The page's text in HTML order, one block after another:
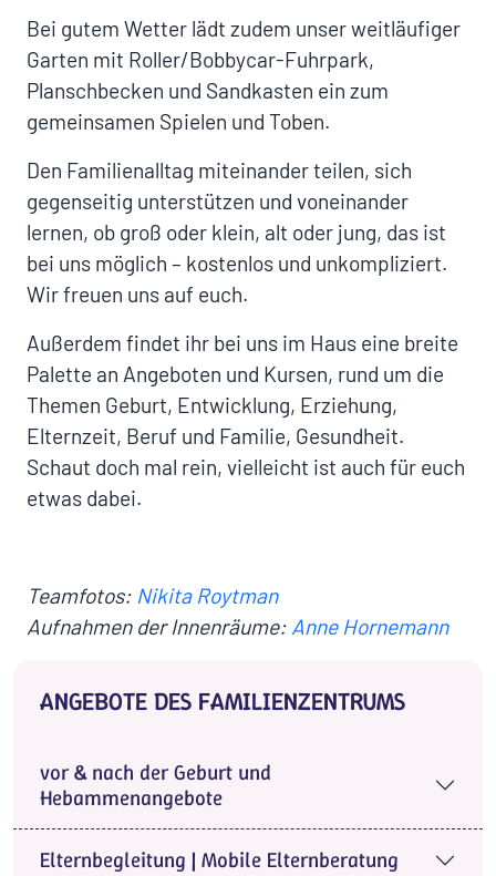
Bei gutem Wetter lädt zudem unser weitläufiger
Garten mit Roller/Bobbycar-Fuhrpark,
Planschbecken und Sandkasten ein zum
gemeinsamen Spielen und Toben.
Den Familienalltag miteinander teilen, sich
gegenseitig unterstützen und voneinander
lernen, ob groß oder klein, alt oder jung, das ist
bei uns möglich – kostenlos und unkompliziert.
Wir freuen uns auf euch.
Außerdem findet ihr bei uns im Haus eine breite
Palette an Angeboten und Kursen, rund um die
Themen Geburt, Entwicklung, Erziehung,
Elternzeit, Beruf und Familie, Gesundheit.
Schaut doch mal rein, vielleicht ist auch für euch
etwas dabei.
Teamfotos: Nikita Roytman
Aufnahmen der Innenräume: Anne Hornemann
ANGEBOTE DES FAMILIENZENTRUMS
vor & nach der Geburt und
Hebammenangebote
Elternbegleitung | Mobile Elternberatung